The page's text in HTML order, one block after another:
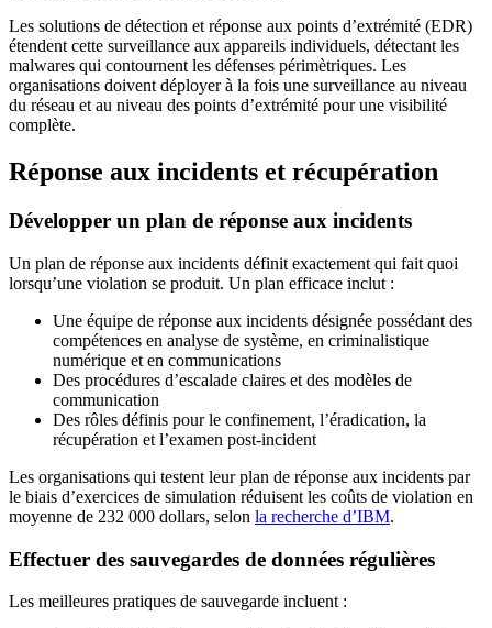
Les solutions de détection et réponse aux points d’extrémité (EDR)
étendent cette surveillance aux appareils individuels, détectant les
malwares qui contournent les défenses périmètriques. Les
organisations doivent déployer à la fois une surveillance au niveau
du réseau et au niveau des points d’extrémité pour une visibilité
complète.
Réponse aux incidents et récupération
Développer un plan de réponse aux incidents
Un plan de réponse aux incidents définit exactement qui fait quoi
lorsqu’une violation se produit. Un plan efficace inclut :
Une équipe de réponse aux incidents désignée possédant des
compétences en analyse de système, en criminalistique
numérique et en communications
Des procédures d’escalade claires et des modèles de
communication
Des rôles définis pour le confinement, l’éradication, la
récupération et l’examen post-incident
Les organisations qui testent leur plan de réponse aux incidents par
le biais d’exercices de simulation réduisent les coûts de violation en
moyenne de 232 000 dollars, selon la recherche d’IBM.
Effectuer des sauvegardes de données régulières
Les meilleures pratiques de sauvegarde incluent :